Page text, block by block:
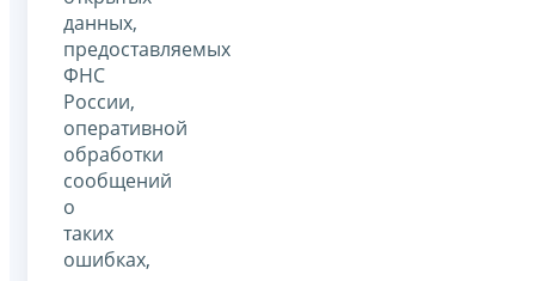
данных,
предоставляемых
ФНС
России,
оперативной
обработки
сообщений
о
таких
ошибках,